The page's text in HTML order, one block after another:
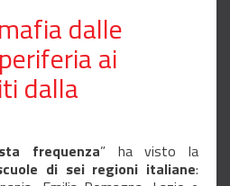
dalle
ai
dalla
frequenza” ha visto la
di sei regioni italiane: